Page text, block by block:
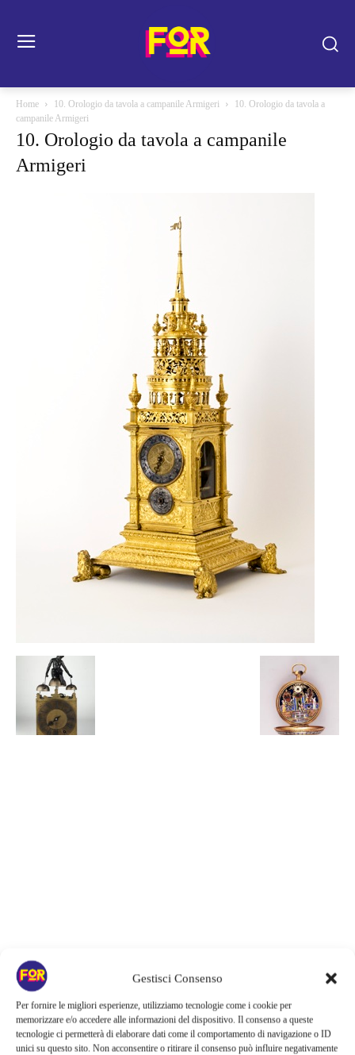
Gestisci Consenso
Per fornire le migliori esperienze, utilizziamo tecnologie come i cookie per
memorizzare e/o accedere alle informazioni del dispositivo. Il consenso a queste
tecnologie ci permetterà di elaborare dati come il comportamento di navigazione o ID
unici su questo sito. Non acconsentire o ritirare il consenso può influire negativamente
Home 10. Orologio da tavola a campanile Armigeri
10. Orologio da tavola a
campanile Armigeri
10. Orologio da tavola a campanile
Armigeri
Articoli recenti
Monster affronta il caso Lizzie Borden, Netflix svela data e prime
immagini: cosa anticipano sulla nuova stagione